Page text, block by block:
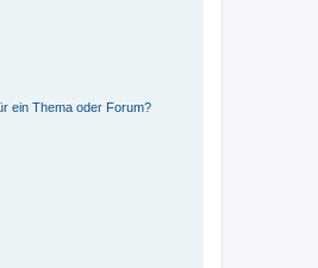
ein Thema oder Forum?